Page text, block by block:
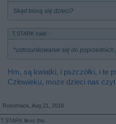
Skąd biorą się dzieci?
T.STARK said:
*ustosunkowanie się do
Hm, są kwiatki, i pszczółki, i te
Człowieku, może dzieci nas
Rosomack Aug 21, 2018
T.STARK likes this.